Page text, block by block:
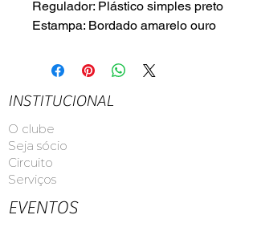
Regulador: Plástico simples preto
Estampa: Bordado amarelo ouro
INSTITUCIONAL
O clube
Seja sócio
Circuito
Serviços
EVENTOS